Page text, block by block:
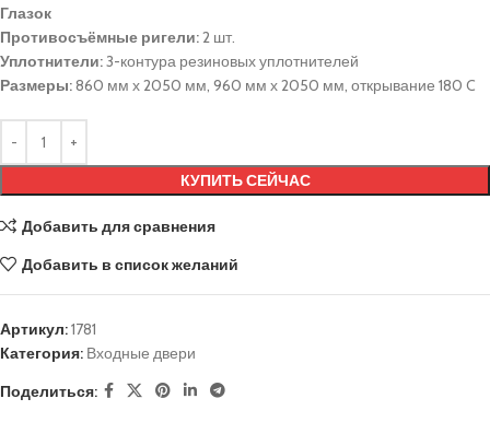
Глазок
Противосъёмные ригели:2 шт.
Уплотнители:3-контура резиновых уплотнителей
Размеры:860 мм х 2050 мм, 960 мм х 2050 мм, открывание 180 C
КУПИТЬ СЕЙЧАС
Добавить для сравнения
Добавить в список желаний
Артикул:1781
Категория: Входные двери
Поделиться: